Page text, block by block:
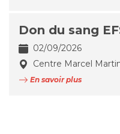
Don du sang
02/09/2026
Centre Marcel
En savoir plus